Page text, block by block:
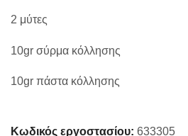
2 μύτες
10gr σύρμα κόλλησης
10gr πάστα κόλλησης
Κωδικός εργοστασίου: 633305